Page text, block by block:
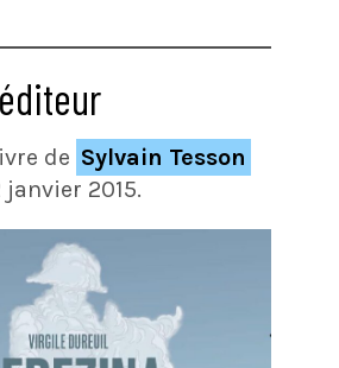
de Sylvain Tesson
2015.